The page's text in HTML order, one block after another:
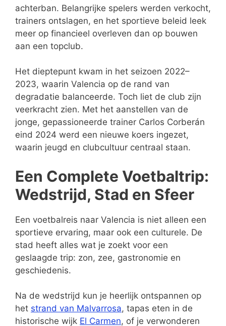
achterban. Belangrijke spelers werden verkocht,
trainers ontslagen, en het sportieve beleid leek
meer op financieel overleven dan op bouwen
aan een topclub.
Het dieptepunt kwam in het seizoen 2022–
2023, waarin Valencia op de rand van
degradatie balanceerde. Toch liet de club zijn
veerkracht zien. Met het aanstellen van de
jonge, gepassioneerde trainer Carlos Corberán
eind 2024 werd een nieuwe koers ingezet,
waarin jeugd en clubcultuur centraal staan.
Een Complete Voetbaltrip:
Wedstrijd, Stad en Sfeer
Een voetbalreis naar Valencia is niet alleen een
sportieve ervaring, maar ook een culturele. De
stad heeft alles wat je zoekt voor een
geslaagde trip: zon, zee, gastronomie en
geschiedenis.
Na de wedstrijd kun je heerlijk ontspannen op
het strand van Malvarrosa, tapas eten in de
historische wijk El Carmen, of je verwonderen